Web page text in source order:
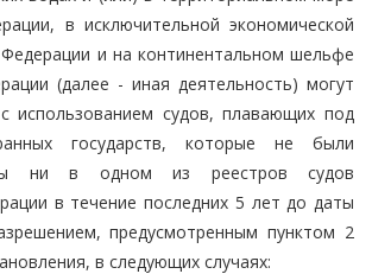
в исключительной экономической
и на континентальном шельфе
(далее - иная деятельность) могут
использованием судов, плавающих под
государств, которые не были
ни в одном из реестров судов
в течение последних 5 лет до даты
предусмотренным пунктом 2
в следующих случаях: